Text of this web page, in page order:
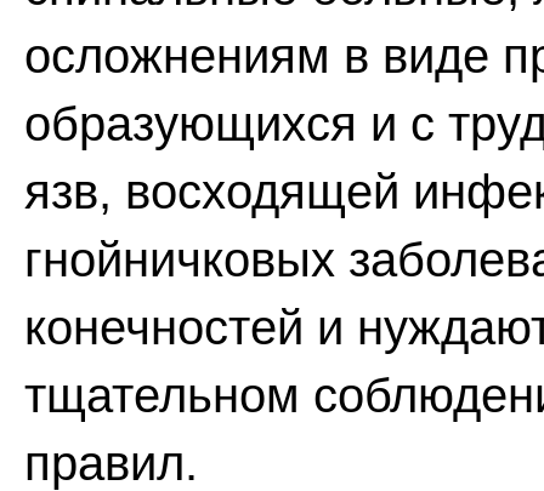
осложнениям в виде
образующихся и с
язв, восходящей
гнойничковых
конечностей и
тщательном
правил.